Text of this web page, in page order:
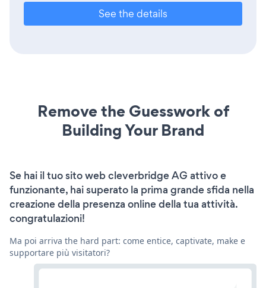
See the details
Remove the Guesswork of
Building Your Brand
Se hai il tuo sito web cleverbridge AG attivo e
funzionante, hai superato la prima grande sfida nella
creazione della presenza online della tua attività.
congratulazioni!
Ma poi arriva the hard part: come entice, captivate, make e
supportare più visitatori?